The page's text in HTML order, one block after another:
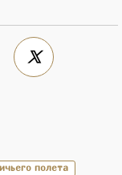
полета